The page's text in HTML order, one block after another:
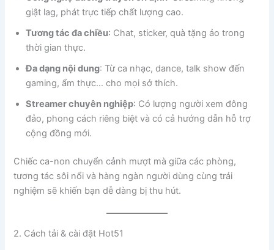
giật lag, phát trực tiếp chất lượng cao.
Tương tác đa chiều: Chat, sticker, quà tặng ảo trong
thời gian thực.
Đa dạng nội dung: Từ ca nhạc, dance, talk show đến
gaming, ẩm thực… cho mọi sở thích.
Streamer chuyên nghiệp: Có lượng người xem đông
đảo, phong cách riêng biệt và có cả hướng dẫn hỗ trợ
cộng đồng mới.
Chiếc ca-non chuyển cảnh mượt mà giữa các phòng,
tương tác sôi nổi và hàng ngàn người dùng cùng trải
nghiệm sẽ khiến bạn dễ dàng bị thu hút.
2. Cách tải & cài đặt Hot51